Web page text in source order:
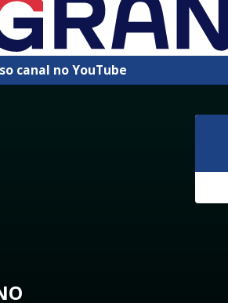
canal no YouTube